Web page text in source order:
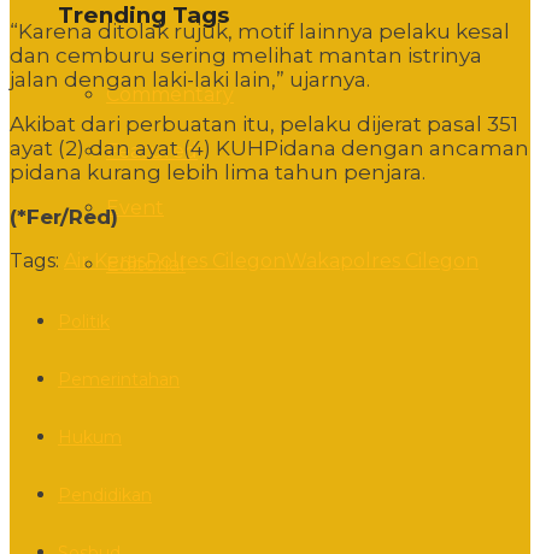
Trending Tags
Commentary
Featured
Event
“Karena ditolak rujuk, motif lainnya pelaku kesal
dan cemburu sering melihat mantan istrinya
jalan dengan laki-laki lain,” ujarnya.
Akibat dari perbuatan itu, pelaku dijerat pasal 351
ayat (2) dan ayat (4) KUHPidana dengan ancaman
pidana kurang lebih lima tahun penjara.
(*Fer/Red)
Tags: Air Keras